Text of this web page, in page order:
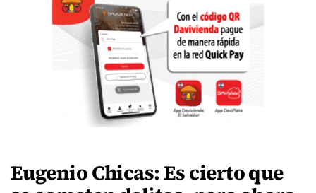
Eugenio Chicas: Es cierto que